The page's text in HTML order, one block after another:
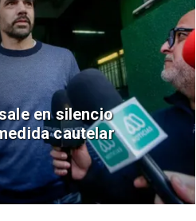
formalizan reinicio
consulares